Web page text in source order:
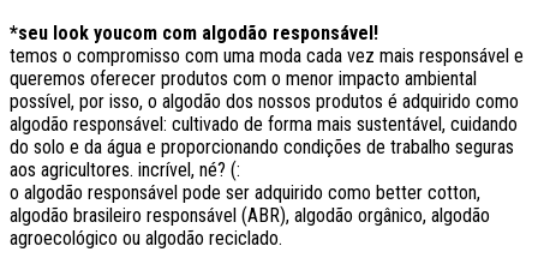
*seu look youcom com algodão responsável!
temos o compromisso com uma moda cada vez mais responsável e
queremos oferecer produtos com o menor impacto ambiental
possível, por isso, o algodão dos nossos produtos é adquirido como
algodão responsável: cultivado de forma mais sustentável, cuidando
do solo e da água e proporcionando condições de trabalho seguras
aos agricultores. incrível, né? (:
o algodão responsável pode ser adquirido como better cotton,
algodão brasileiro responsável (ABR), algodão orgânico, algodão
agroecológico ou algodão reciclado.